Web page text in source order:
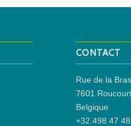
CONTACT
Rue de la
7601
Belgique
+32 498 47